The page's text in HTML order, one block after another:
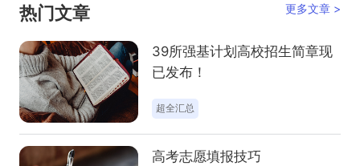
强基计划
热门文章 更多文章 >
39所强基计划高校招生简章现
已发布！
高考志愿填报技巧